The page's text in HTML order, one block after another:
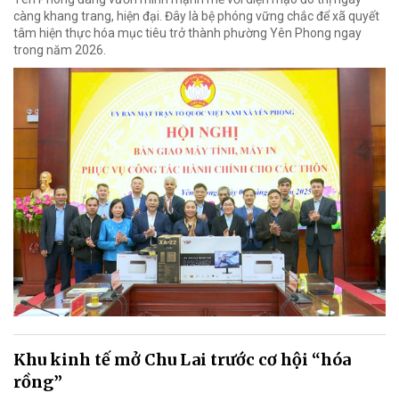
càng khang trang, hiện đại. Đây là bệ phóng vững chắc để xã quyết
tâm hiện thực hóa mục tiêu trở thành phường Yên Phong ngay
trong năm 2026.
Khu kinh tế mở Chu Lai trước cơ hội “hóa
rồng”